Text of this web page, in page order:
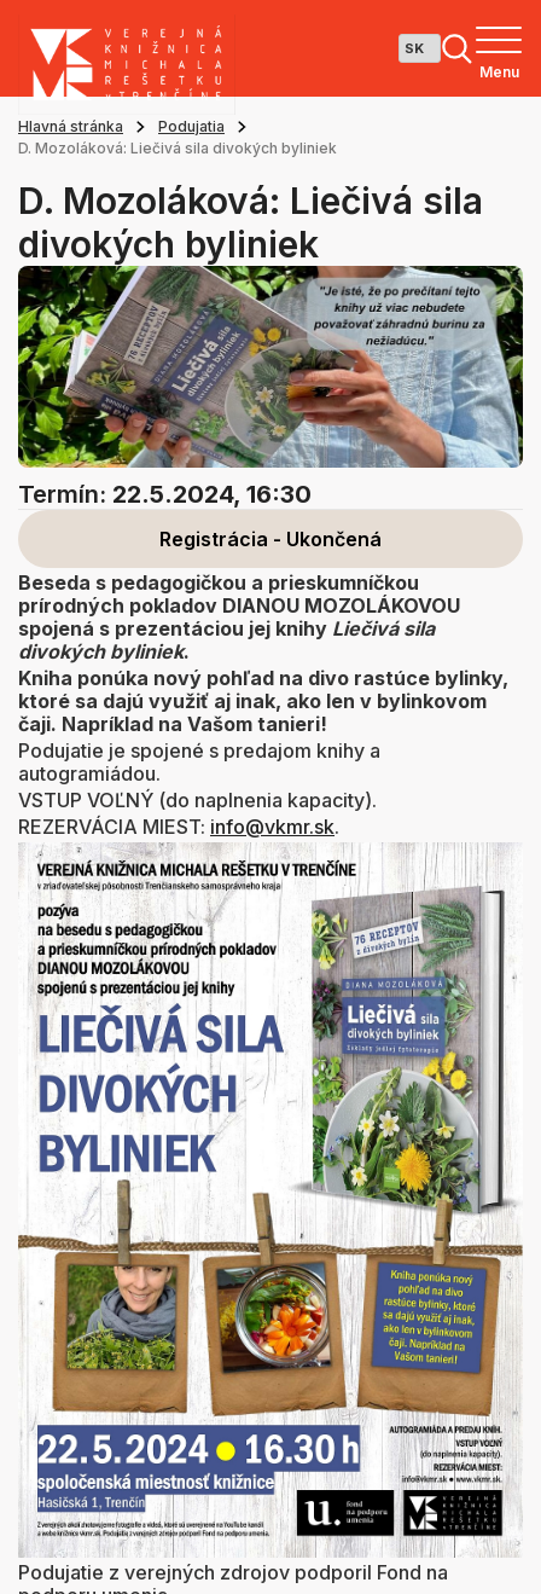
Menu
Hlavná stránka
Podujatia
D. Mozoláková: Liečivá sila divokých byliniek
D. Mozoláková: Liečivá sila
divokých byliniek
Termín: 22.5.2024, 16:30
Registrácia - Ukončená
Beseda s pedagogičkou a prieskumníčkou
prírodných pokladov DIANOU MOZOLÁKOVOU
spojená s prezentáciou jej knihy Liečivá sila
divokých byliniek.
Kniha ponúka nový pohľad na divo rastúce bylinky,
ktoré sa dajú využiť aj inak, ako len v bylinkovom
čaji. Napríklad na Vašom tanieri!
Podujatie je spojené s predajom knihy a
autogramiádou.
VSTUP VOĽNÝ (do naplnenia kapacity).
REZERVÁCIA MIEST: info@vkmr.sk.
Podujatie z verejných zdrojov podporil Fond na